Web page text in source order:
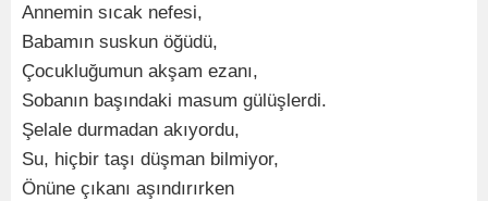
Annemin sıcak nefesi,
Babamın suskun öğüdü,
Çocukluğumun akşam ezanı,
Sobanın başındaki masum gülüşlerdi.
Şelale durmadan akıyordu,
Su, hiçbir taşı düşman bilmiyor,
Önüne çıkanı aşındırırken